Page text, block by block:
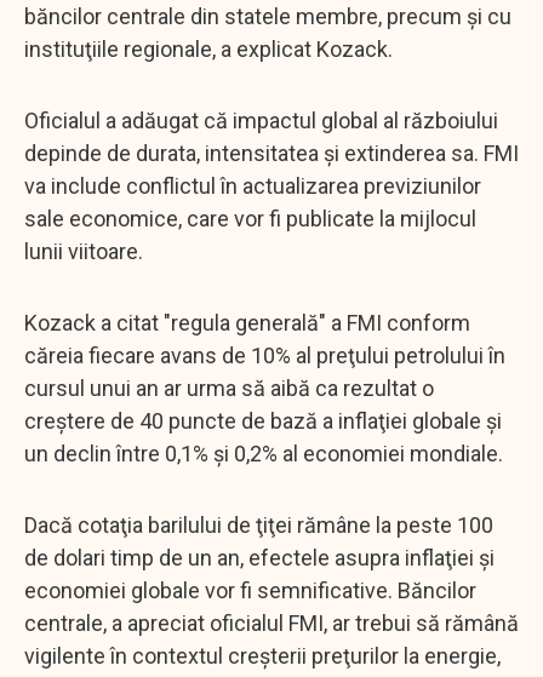
băncilor centrale din statele membre, precum şi cu
instituţiile regionale, a explicat Kozack.
Oficialul a adăugat că impactul global al războiului
depinde de durata, intensitatea şi extinderea sa. FMI
va include conflictul în actualizarea previziunilor
sale economice, care vor fi publicate la mijlocul
lunii viitoare.
Kozack a citat "regula generală" a FMI conform
căreia fiecare avans de 10% al preţului petrolului în
cursul unui an ar urma să aibă ca rezultat o
creştere de 40 puncte de bază a inflaţiei globale şi
un declin între 0,1% şi 0,2% al economiei mondiale.
Dacă cotaţia barilului de ţiţei rămâne la peste 100
de dolari timp de un an, efectele asupra inflaţiei şi
economiei globale vor fi semnificative. Băncilor
centrale, a apreciat oficialul FMI, ar trebui să rămână
vigilente în contextul creşterii preţurilor la energie,